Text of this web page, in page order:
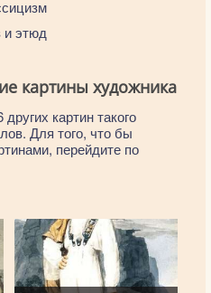
и этюд
картины художника
картин такого
Для того, что бы
перейдите по